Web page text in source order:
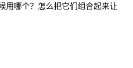
用哪个？怎么把它们组合起来让